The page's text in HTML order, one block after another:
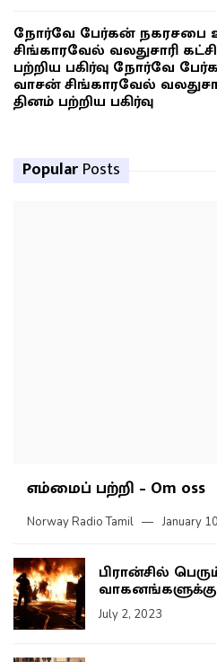
நோர்வே பேர்கன் நகரசபை
சிங்காரவேல் வலதுசாரி
பற்றிய பகிர்வு நோர்வே
வாசன் சிங்காரவேல்
தினம் பற்றிய பகிர்வு
Popular Posts
எம்மைப் பற்றி – Om oss
Norway Radio Tamil January
பிரான்சில்
July 2, 2023